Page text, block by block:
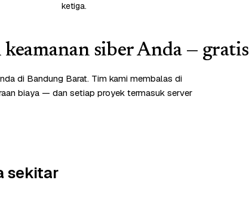
ketiga.
siber Anda — gratis
di Bandung Barat. Tim kami membalas di
biaya — dan setiap proyek termasuk server
sekitar